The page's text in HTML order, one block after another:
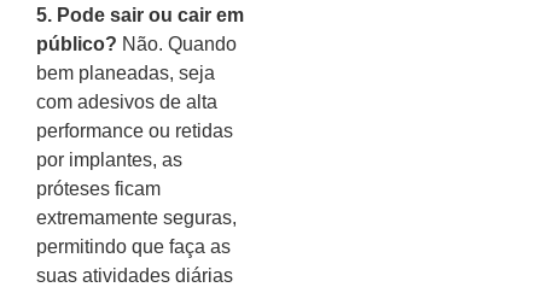
5. Pode sair ou cair em
público? Não. Quando
bem planeadas, seja
com adesivos de alta
performance ou retidas
por implantes, as
próteses ficam
extremamente seguras,
permitindo que faça as
suas atividades diárias